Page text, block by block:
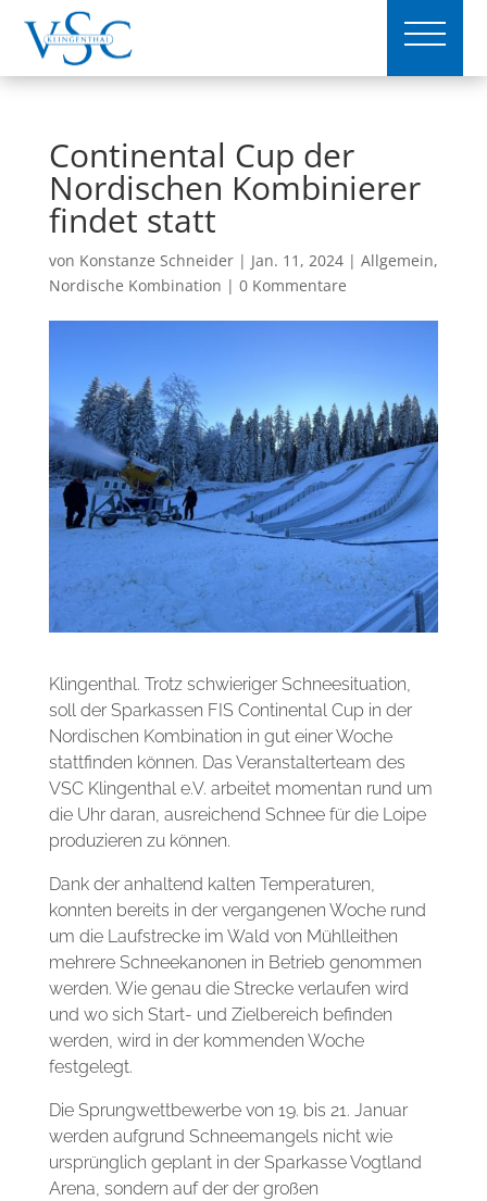
Continental Cup der
Nordischen Kombinierer
findet statt
von Konstanze Schneider| Jan. 11, 2024| Allgemein,
Nordische Kombination | 0 Kommentare
Klingenthal. Trotz schwieriger Schneesituation,
soll der Sparkassen FIS Continental Cup in der
Nordischen Kombination in gut einer Woche
stattfinden können. Das Veranstalterteam des
VSC Klingenthal e.V. arbeitet momentan rund um
die Uhr daran, ausreichend Schnee für die Loipe
produzieren zu können.
Dank der anhaltend kalten Temperaturen,
konnten bereits in der vergangenen Woche rund
um die Laufstrecke im Wald von Mühlleithen
mehrere Schneekanonen in Betrieb genommen
werden. Wie genau die Strecke verlaufen wird
und wo sich Start- und Zielbereich befinden
werden, wird in der kommenden Woche
festgelegt.
Die Sprungwettbewerbe von 19. bis 21. Januar
werden aufgrund Schneemangels nicht wie
ursprünglich geplant in der Sparkasse Vogtland
Arena, sondern auf der der großen